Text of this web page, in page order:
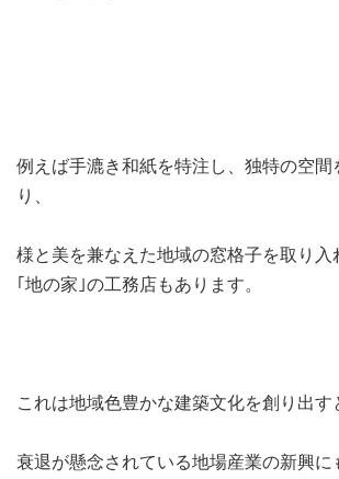
例えば手漉き和紙を特注し、独特の空間
り、
様と美を兼なえた地域の窓格子を取り入
｢地の家｣の工務店もあります。
これは地域色豊かな建築文化を創り出す
衰退が懸念されている地場産業の新興に